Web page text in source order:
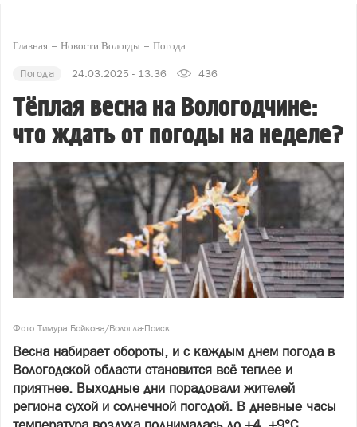
Главная Новости Вологды Погода
Погода 24.03.2025 - 13:36 436
Тёплая весна на Вологодчине:
что ждать от погоды на неделе?
Фото Тимура Бойкова/Вологда-Поиск
Весна набирает обороты, и с каждым днем погода в
Вологодской области становится всё теплее и
приятнее. Выходные дни порадовали жителей
региона сухой и солнечной погодой. В дневные часы